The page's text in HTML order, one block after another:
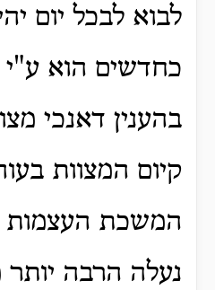
לבוא לבכל יום
כחדשים הוא ע"י
בהענין דאנכי
קיום המצוות
המשכת העצמות
נעלה הרבה